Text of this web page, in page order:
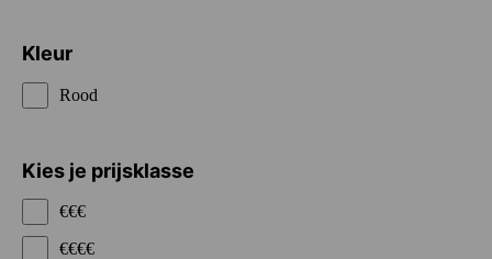
Kleur
Rood
Kies je prijsklasse
€€€
€€€€